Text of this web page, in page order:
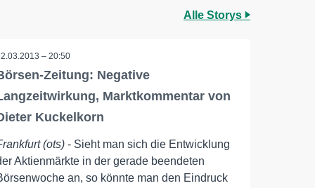
Alle Storys
– 20:50
Zeitung: Negative
Marktkommentar von
Kuckelkorn
(ots) - Sieht man sich die Entwicklung
Aktienmärkte in der gerade beendeten
an, so könnte man den Eindruck